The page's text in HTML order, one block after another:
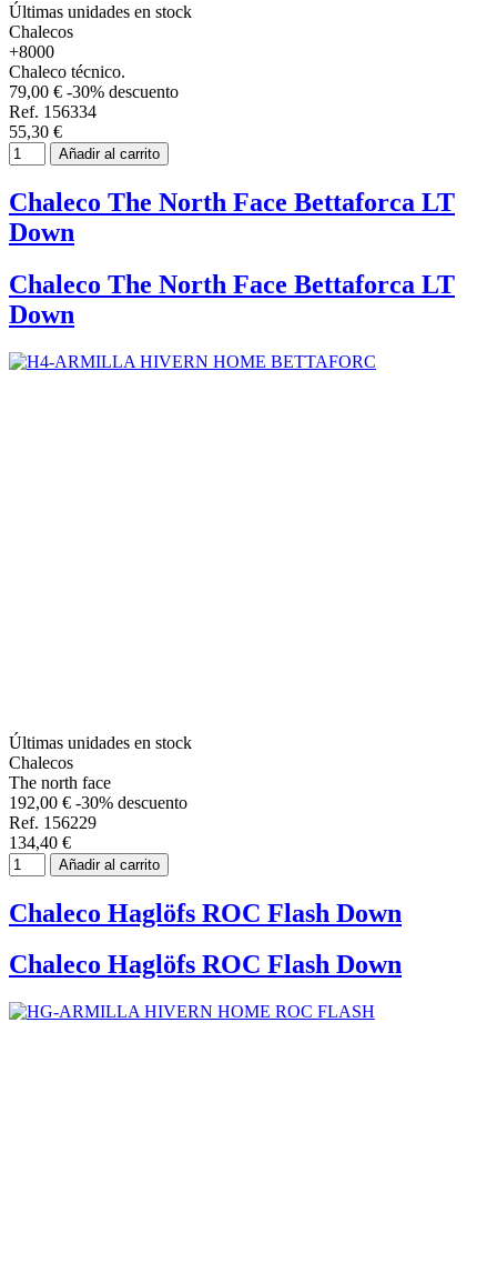
Últimas unidades en stock
Chalecos
+8000
Chaleco técnico.
79,00 € -30% descuento
Ref. 156334
55,30 €
Añadir al carrito
Chaleco The North Face Bettaforca LT
Down
Chaleco The North Face Bettaforca LT
Down
Últimas unidades en stock
Chalecos
The north face
192,00 € -30% descuento
Ref. 156229
134,40 €
Añadir al carrito
Chaleco Haglöfs ROC Flash Down
Chaleco Haglöfs ROC Flash Down